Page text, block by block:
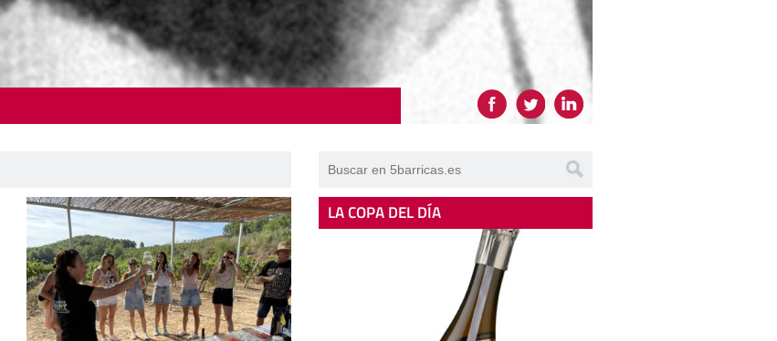
LA COPA DEL DÍA